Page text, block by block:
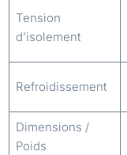
Tension
d’isolement
Refroidissement
Dimensions /
Poids